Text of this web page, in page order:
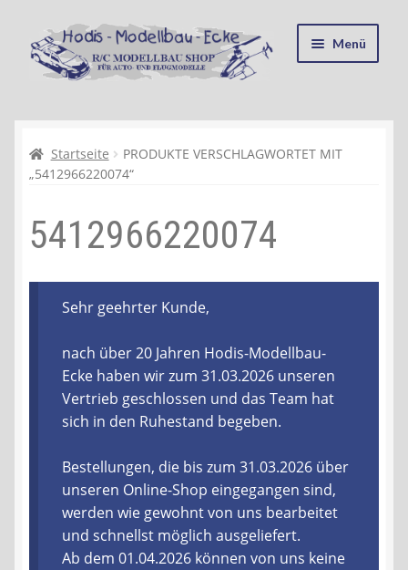
Zur
Navigation
springen
Zum
Inhalt
springen
Menü
Kasse
Recycling, Entsorgung und Umwelt
Shop
Warenkorb
Ablauf einer Bestellung
Zahlungsarten
Lieferzeit & Verfügbarkeit
Startseite
PRODUKTE VERSCHLAGWORTET MIT
„5412966220074“
5412966220074
Sehr geehrter Kunde,
nach über 20 Jahren Hodis-Modellbau-
Ecke haben wir zum 31.03.2026 unseren
Vertrieb geschlossen und das Team hat
sich in den Ruhestand begeben.
Bestellungen, die bis zum 31.03.2026 über
unseren Online-Shop eingegangen sind,
werden wie gewohnt von uns bearbeitet
und schnellst möglich ausgeliefert.
Ab dem 01.04.2026 können von uns keine